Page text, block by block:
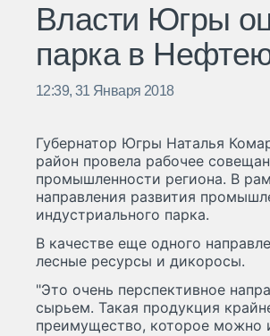
Власти Югры
парка в
12:39, 31 Января 2018
Губернатор Югры Наталья
район провела рабочее
промышленности региона. В
направления развития
индустриального парка.
В качестве еще одного
лесные ресурсы и дикоросы.
"Это очень перспективное
сырьем. Такая продукция
преимущество, которое можно